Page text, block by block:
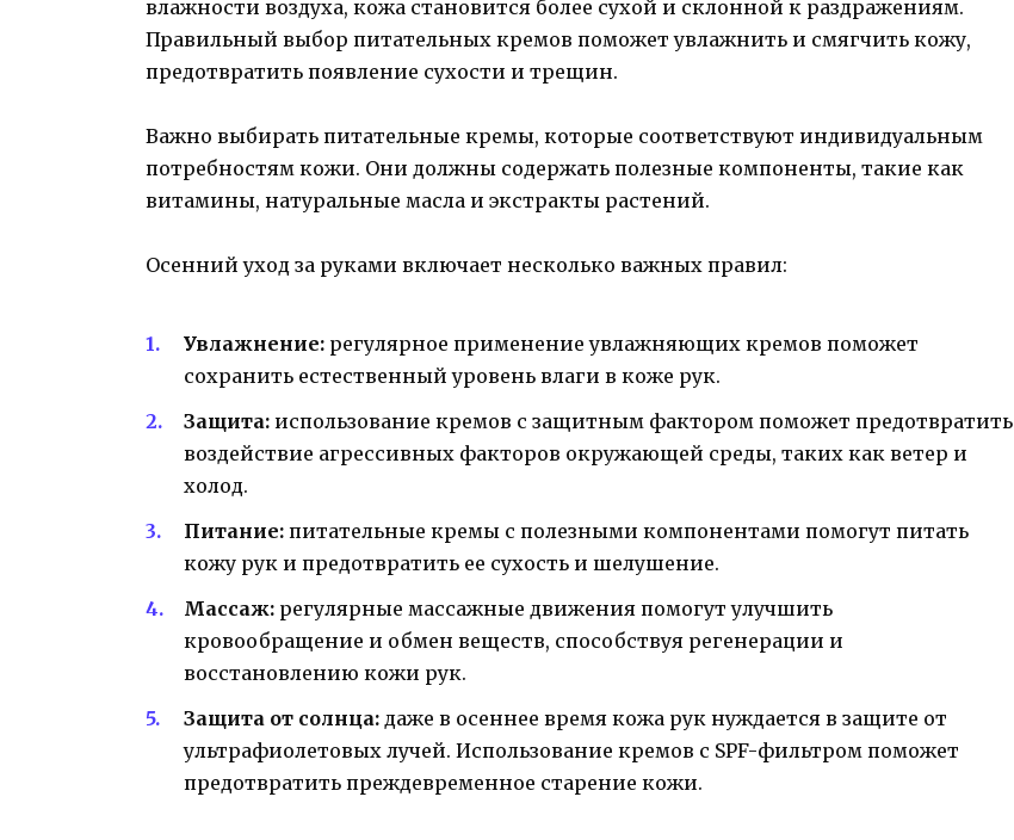
влажности воздуха, кожа становится более сухой и склонной к раздражениям.
Правильный выбор питательных кремов поможет увлажнить и смягчить кожу,
предотвратить появление сухости и трещин.
Важно выбирать питательные кремы, которые соответствуют индивидуальным
потребностям кожи. Они должны содержать полезные компоненты, такие как
витамины, натуральные масла и экстракты растений.
Осенний уход за руками включает несколько важных правил:
Увлажнение: регулярное применение увлажняющих кремов поможет
сохранить естественный уровень влаги в коже рук.
Защита: использование кремов с защитным фактором поможет предотвратить
воздействие агрессивных факторов окружающей среды, таких как ветер и
холод.
Питание: питательные кремы с полезными компонентами помогут питать
кожу рук и предотвратить ее сухость и шелушение.
Массаж: регулярные массажные движения помогут улучшить
кровообращение и обмен веществ, способствуя регенерации и
восстановлению кожи рук.
Защита от солнца: даже в осеннее время кожа рук нуждается в защите от
ультрафиолетовых лучей. Использование кремов с SPF-фильтром поможет
предотвратить преждевременное старение кожи.